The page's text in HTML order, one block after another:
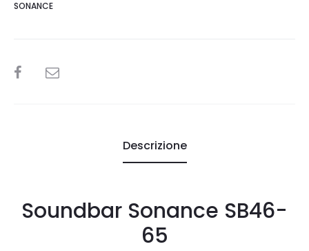
SONANCE
SHARE
Descrizione
Soundbar Sonance SB46-
65